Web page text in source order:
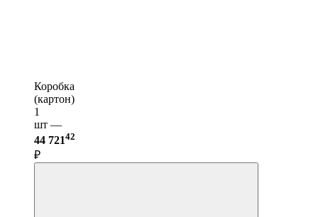
Коробка
(картон)
1
шт —
44 72142
₽